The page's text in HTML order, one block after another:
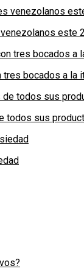
este
bocados a la
todos sus